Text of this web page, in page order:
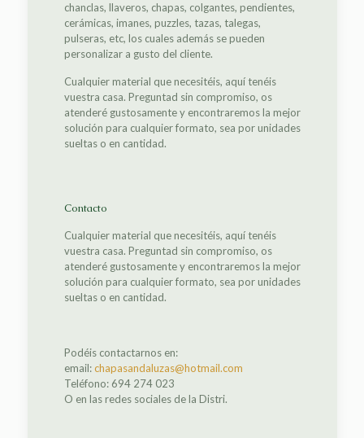
chanclas, llaveros, chapas, colgantes, pendientes,
cerámicas, imanes, puzzles, tazas, talegas,
pulseras, etc, los cuales además se pueden
personalizar a gusto del cliente.
Cualquier material que necesitéis, aquí tenéis
vuestra casa. Preguntad sin compromiso, os
atenderé gustosamente y encontraremos la mejor
solución para cualquier formato, sea por unidades
sueltas o en cantidad.
Contacto
Cualquier material que necesitéis, aquí tenéis
vuestra casa. Preguntad sin compromiso, os
atenderé gustosamente y encontraremos la mejor
solución para cualquier formato, sea por unidades
sueltas o en cantidad.
Podéis contactarnos en:
email:chapasandaluzas@hotmail.com
Teléfono: 694 274 023
O en las redes sociales de la Distri.